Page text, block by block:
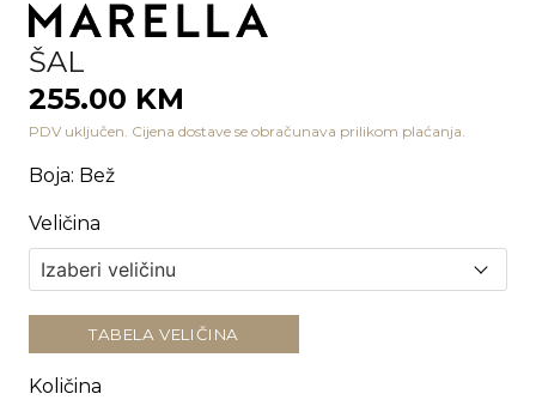
ŠAL
255.00 KM
PDV uključen. Cijena dostave se obračunava prilikom plaćanja.
Boja: Bež
Veličina
TABELA VELIČINA
Količina